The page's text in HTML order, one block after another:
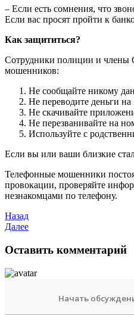
– Если есть сомнения, что
Если вас просят пройти к
Как защититься?
Сотрудники полиции и члены
мошенников:
Не сообщайте никому
Не переводите деньги на
Не скачивайте
Не перезванивайте на
Используйте с
Если вы или ваши близкие
Телефонные мошенники
провокации, проверяйте
незнакомцами по телефону.
Назад
Далее
Оставить комментарий